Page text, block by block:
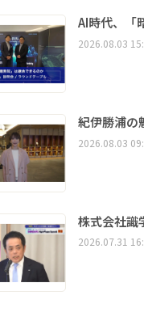
AI時代、「
2026.08.03
紀伊勝浦の
2026.08.03
株式会社
2026.07.31